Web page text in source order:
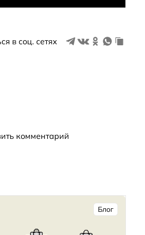
в соц. сетях
комментарий
Блог